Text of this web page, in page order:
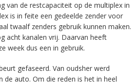
van de restcapaciteit op de multiplex in
is in feite een gedeelde zender voor
twaalf zenders gebruik kunnen maken.
acht kanalen vrij. Daarvan heeft
week dus een in gebruik.
gefaseerd. Van oudsher werd
de auto. Om die reden is het in heel